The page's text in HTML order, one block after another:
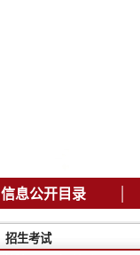
信息公开目录 |
招生考试